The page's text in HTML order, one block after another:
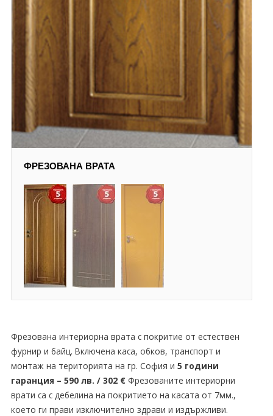
ФРЕЗОВАНА ВРАТА
Фрезована интериорна врата с покритие от естествен
фурнир и байц. Включена каса, обков, транспорт и
монтаж на територията на гр. София и 5 години
гаранция – 590 лв. / 302 €Фрезованите интериорни
врати са с дебелина на покритието на касата от 7мм.,
което ги прави изключително здрави и издържливи.